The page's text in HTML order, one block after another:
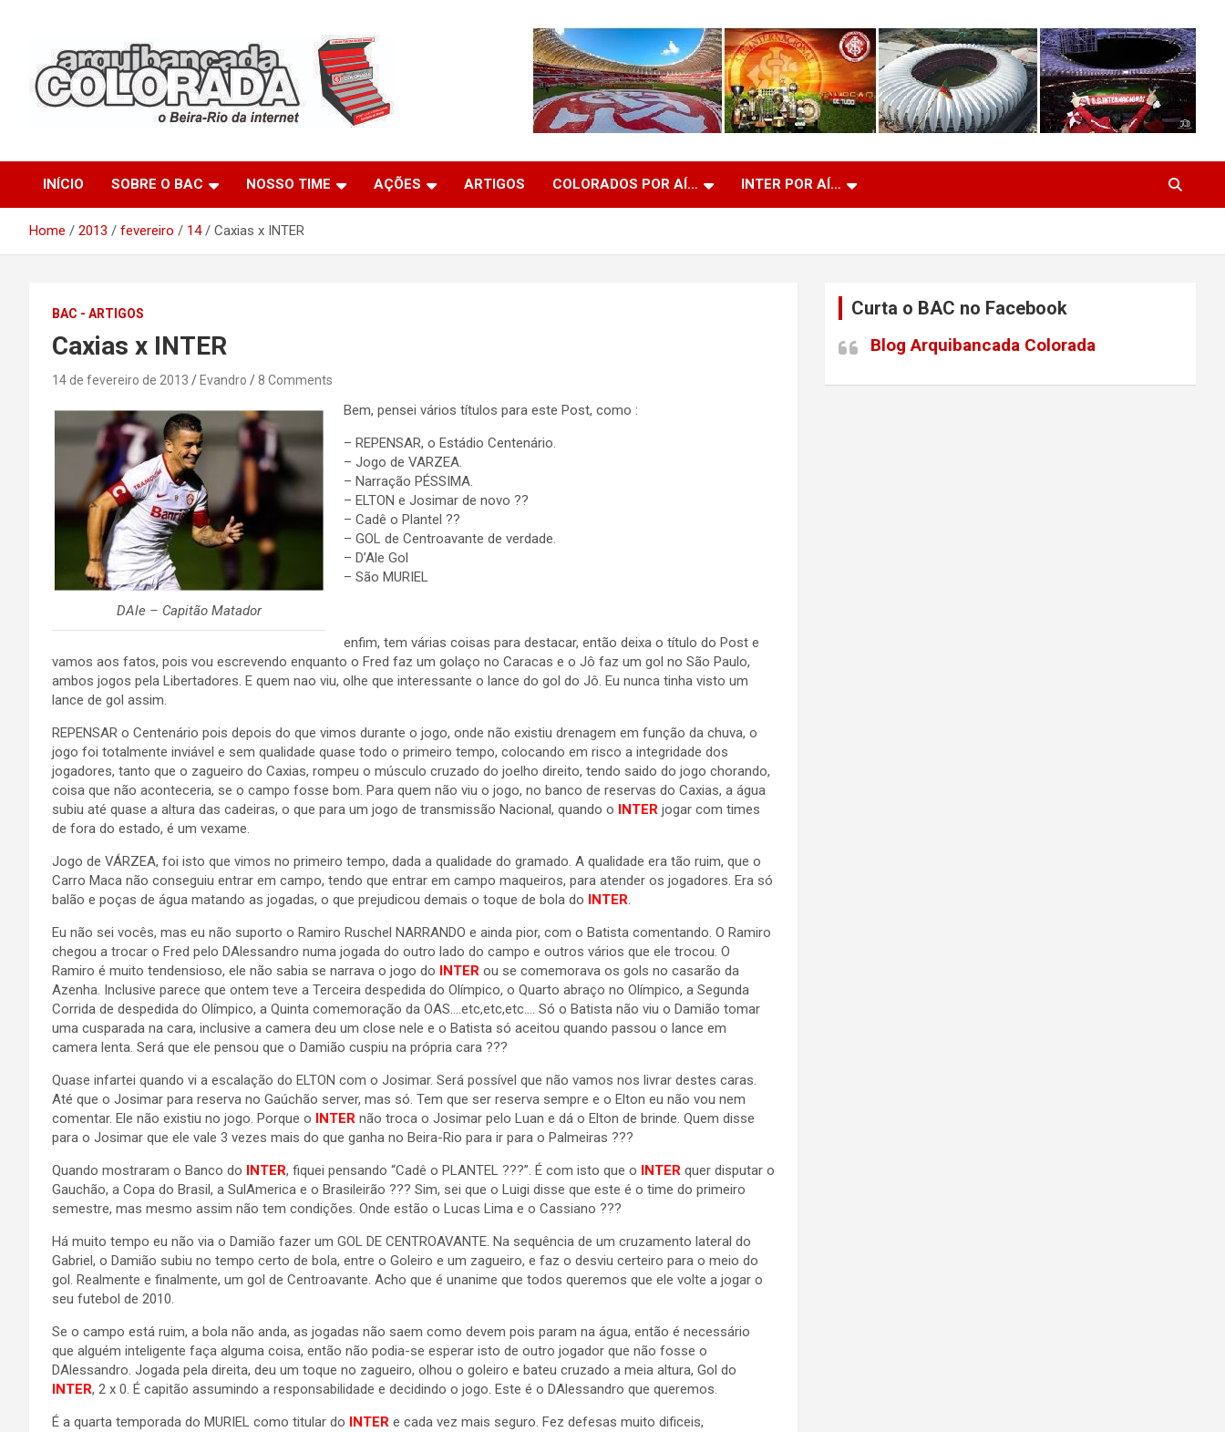
Arquibancada Colorada
INÍCIO SOBRE O BAC NOSSO TIME AÇÕES ARTIGOS COLORADOS POR AÍ… INTER POR AÍ…
Home 2013 fevereiro 14 Caxias x INTER
BAC - ARTIGOS
Caxias x INTER
14 de fevereiro de 2013 Evandro 8 Comments
DAle – Capitão Matador
Bem, pensei vários títulos para este Post, como :
– REPENSAR, o Estádio Centenário.
– Jogo de VARZEA.
– Narração PÉSSIMA.
– ELTON e Josimar de novo ??
– Cadê o Plantel ??
– GOL de Centroavante de verdade.
– D’Ale Gol
– São MURIEL
enfim, tem várias coisas para destacar, então deixa o título do Post e
vamos aos fatos, pois vou escrevendo enquanto o Fred faz um golaço no Caracas e o Jô faz um gol no São Paulo,
ambos jogos pela Libertadores. E quem nao viu, olhe que interessante o lance do gol do Jô. Eu nunca tinha visto um
lance de gol assim.
REPENSAR o Centenário pois depois do que vimos durante o jogo, onde não existiu drenagem em função da chuva, o
jogo foi totalmente inviável e sem qualidade quase todo o primeiro tempo, colocando em risco a integridade dos
jogadores, tanto que o zagueiro do Caxias, rompeu o músculo cruzado do joelho direito, tendo saido do jogo chorando,
coisa que não aconteceria, se o campo fosse bom. Para quem não viu o jogo, no banco de reservas do Caxias, a água
subiu até quase a altura das cadeiras, o que para um jogo de transmissão Nacional, quando o INTER jogar com times
de fora do estado, é um vexame.
Jogo de VÁRZEA, foi isto que vimos no primeiro tempo, dada a qualidade do gramado. A qualidade era tão ruim, que o
Carro Maca não conseguiu entrar em campo, tendo que entrar em campo maqueiros, para atender os jogadores. Era só
balão e poças de água matando as jogadas, o que prejudicou demais o toque de bola do INTER.
Eu não sei vocês, mas eu não suporto o Ramiro Ruschel NARRANDO e ainda pior, com o Batista comentando. O Ramiro
chegou a trocar o Fred pelo DAlessandro numa jogada do outro lado do campo e outros vários que ele trocou. O
Ramiro é muito tendensioso, ele não sabia se narrava o jogo do INTER ou se comemorava os gols no casarão da
Azenha. Inclusive parece que ontem teve a Terceira despedida do Olímpico, o Quarto abraço no Olímpico, a Segunda
Corrida de despedida do Olímpico, a Quinta comemoração da OAS….etc,etc,etc…. Só o Batista não viu o Damião tomar
uma cusparada na cara, inclusive a camera deu um close nele e o Batista só aceitou quando passou o lance em
camera lenta. Será que ele pensou que o Damião cuspiu na própria cara ???
Quase infartei quando vi a escalação do ELTON com o Josimar. Será possível que não vamos nos livrar destes caras.
Até que o Josimar para reserva no Gaúchão server, mas só. Tem que ser reserva sempre e o Elton eu não vou nem
comentar. Ele não existiu no jogo. Porque o INTER não troca o Josimar pelo Luan e dá o Elton de brinde. Quem disse
para o Josimar que ele vale 3 vezes mais do que ganha no Beira-Rio para ir para o Palmeiras ???
Quando mostraram o Banco do INTER, fiquei pensando “Cadê o PLANTEL ???”. É com isto que o INTER quer disputar o
Gauchão, a Copa do Brasil, a SulAmerica e o Brasileirão ??? Sim, sei que o Luigi disse que este é o time do primeiro
semestre, mas mesmo assim não tem condições. Onde estão o Lucas Lima e o Cassiano ???
Há muito tempo eu não via o Damião fazer um GOL DE CENTROAVANTE. Na sequência de um cruzamento lateral do
Gabriel, o Damião subiu no tempo certo de bola, entre o Goleiro e um zagueiro, e faz o desviu certeiro para o meio do
gol. Realmente e finalmente, um gol de Centroavante. Acho que é unanime que todos queremos que ele volte a jogar o
seu futebol de 2010.
Se o campo está ruim, a bola não anda, as jogadas não saem como devem pois param na água, então é necessário
que alguém inteligente faça alguma coisa, então não podia-se esperar isto de outro jogador que não fosse o
DAlessandro. Jogada pela direita, deu um toque no zagueiro, olhou o goleiro e bateu cruzado a meia altura, Gol do
INTER, 2 x 0. É capitão assumindo a responsabilidade e decidindo o jogo. Este é o DAlessandro que queremos.
É a quarta temporada do MURIEL como titular do INTER e cada vez mais seguro. Fez defesas muito dificeis,
Curta o BAC no Facebook
Blog Arquibancada Colorada